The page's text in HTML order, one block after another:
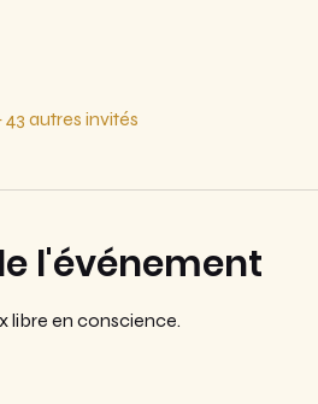
43 autres invités
l'événement
libre en conscience.